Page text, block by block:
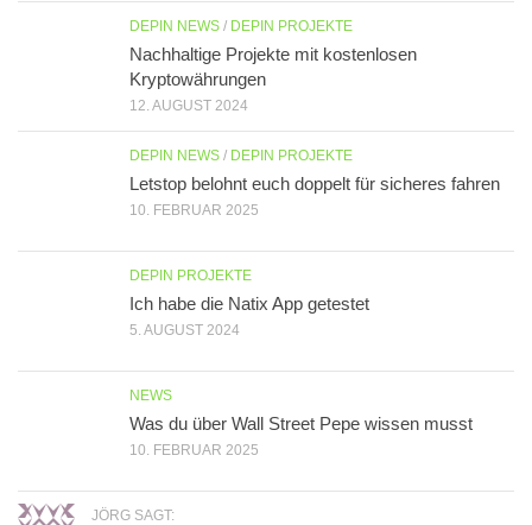
DEPIN NEWS / DEPIN PROJEKTE
Nachhaltige Projekte mit kostenlosen
Kryptowährungen
12. AUGUST 2024
DEPIN NEWS / DEPIN PROJEKTE
Letstop belohnt euch doppelt für sicheres fahren
10. FEBRUAR 2025
DEPIN PROJEKTE
Ich habe die Natix App getestet
5. AUGUST 2024
NEWS
Was du über Wall Street Pepe wissen musst
10. FEBRUAR 2025
JÖRG SAGT: